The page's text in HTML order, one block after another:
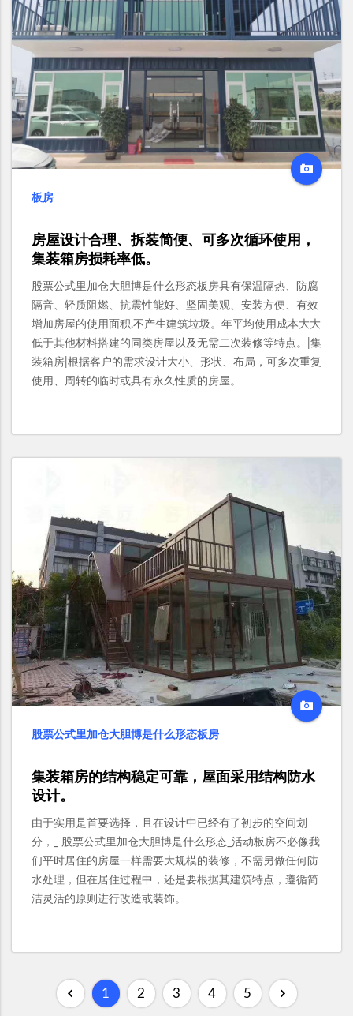
板房
房屋设计合理、拆装简便、可多次循环使用，
集装箱房损耗率低。
股票公式里加仓大胆博是什么形态板房具有保温隔热、防腐
隔音、轻质阻燃、抗震性能好、坚固美观、安装方便、有效
增加房屋的使用面积,不产生建筑垃圾。年平均使用成本大大
低于其他材料搭建的同类房屋以及无需二次装修等特点。|集
装箱房|根据客户的需求设计大小、形状、布局，可多次重复
使用、周转的临时或具有永久性质的房屋。
股票公式里加仓大胆博是什么形态板房
集装箱房的结构稳定可靠，屋面采用结构防水
设计。
由于实用是首要选择，且在设计中已经有了初步的空间划
分，_ 股票公式里加仓大胆博是什么形态_活动板房不必像我
们平时居住的房屋一样需要大规模的装修，不需另做任何防
水处理，但在居住过程中，还是要根据其建筑特点，遵循简
洁灵活的原则进行改造或装饰。
1 2 3 4 5